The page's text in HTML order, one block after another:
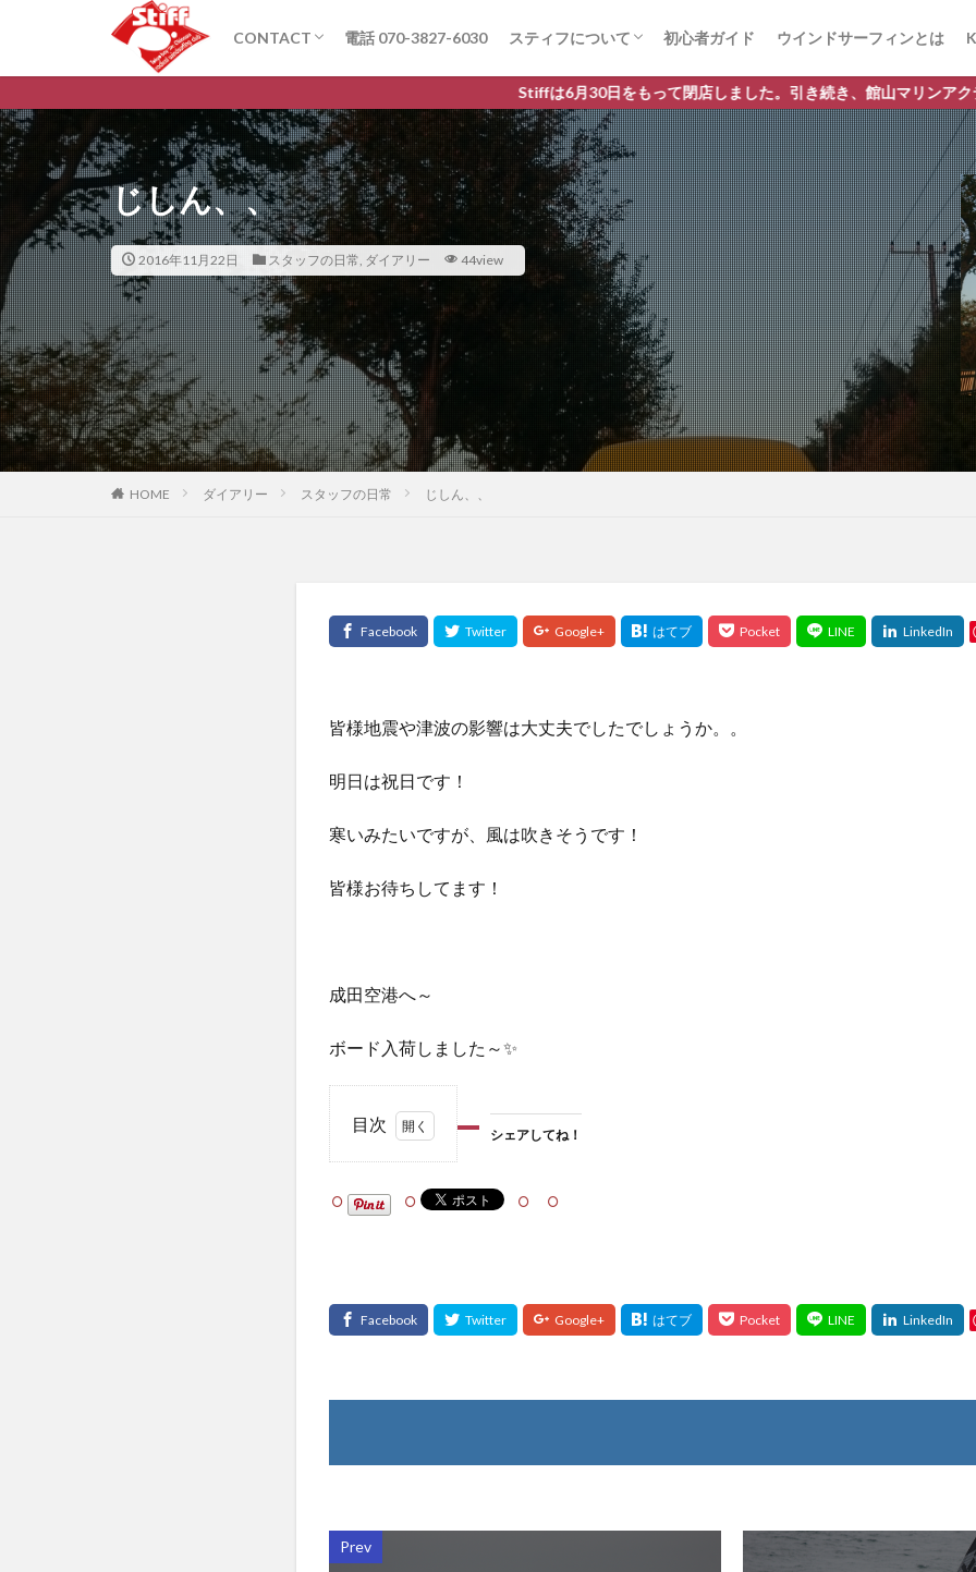
CONTACT 電話 070-3827-6030 スティフについて
ウインドサーフィン体験までを動画で見る
取り扱いブランド
初心者ガイド ウインドサーフィンとは
Stiffは6月30日をもって閉店しました。引き続き、館山マリンアクティビティセンター「
じしん、、
2016年11月22日 スタッフの日常, ダイアリー 44view
HOME ダイアリー スタッフの日常 じしん、、
皆様地震や津波の影響は大丈夫でしたでしょうか。。
明日は祝日です！
寒いみたいですが、風は吹きそうです！
皆様お待ちしてます！
成田空港へ～
ボード入荷しました～✨
目次
アし
シェアしてね！
Prev